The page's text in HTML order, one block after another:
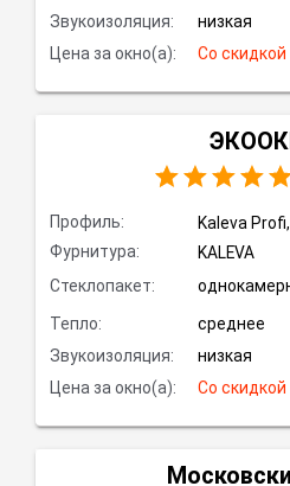
Звукоизоляция:
низкая
Цена за окно(а):
Со скидкой
Профиль: Kaleva Profi,
Фурнитура:
KALEVA
Стеклопакет:
Тепло:
среднее
Звукоизоляция:
низкая
Цена за окно(а):
Со скидкой